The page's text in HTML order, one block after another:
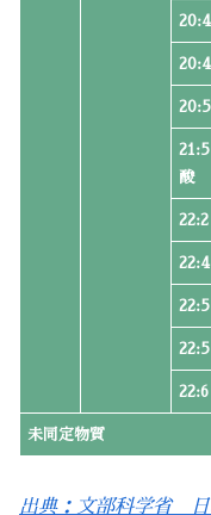
酸
未同定物質
出典：文部科学省 日